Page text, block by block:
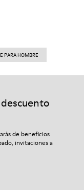
PARA HOMBRE
de beneficios
invitaciones a